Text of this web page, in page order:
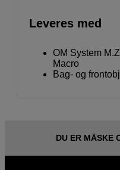
Leveres med
OM System
Macro
Bag- og
DU ER MÅSKE